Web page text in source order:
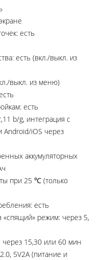
есть
есть (вкл./выкл. из
выкл. из меню)
есть
b/g, интеграция с
Android/iOS через
аккумуляторных
при 25 ℃ (только
есть
«спящий» режим: через 5,
15,30 или 60 мин
5V2A (питание и